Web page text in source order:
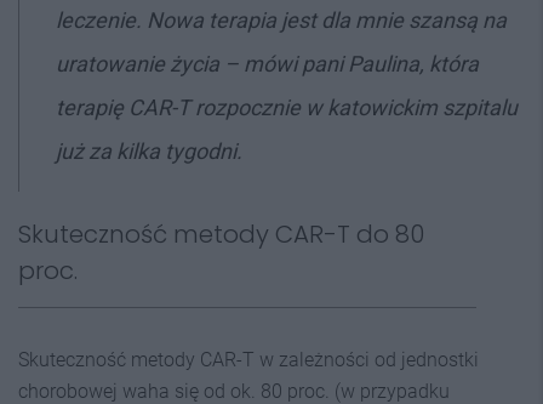
leczenie. Nowa terapia jest dla mnie szansą na
uratowanie życia – mówi pani Paulina, która
terapię CAR-T rozpocznie w katowickim szpitalu
już za kilka tygodni.
Skuteczność metody CAR-T do 80
proc.
Skuteczność metody CAR-T w zależności od jednostki
chorobowej waha się od ok. 80 proc. (w przypadku